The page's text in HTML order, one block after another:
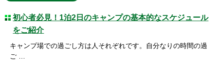
初心者必見！1泊2日のキャンプの基本的なスケジュール
をご紹介
キャンプ場での過ごし方は人それぞれです。自分なりの時間の過
ご …